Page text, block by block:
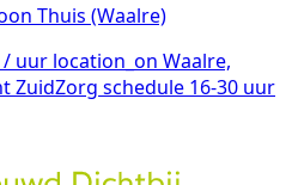
Thuis (Waalre)
/ uur location_on Waalre,
ZuidZorg schedule 16-30 uur